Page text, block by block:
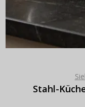
Stahl-